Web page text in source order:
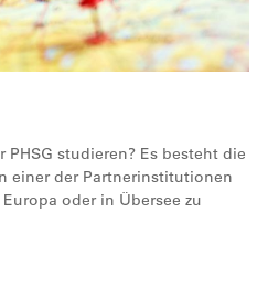
PHSG studieren? Es besteht die
einer der Partnerinstitutionen
oder in Übersee zu